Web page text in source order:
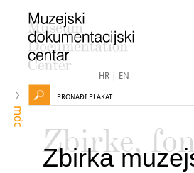
HR| EN
mdc
PRONAĐI PLAKAT
Zbirke,
Zbirka